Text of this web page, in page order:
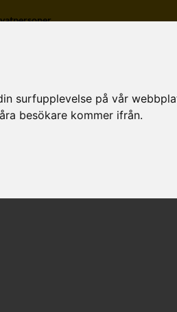
surfupplevelse på vår
besökare kommer ifrån.